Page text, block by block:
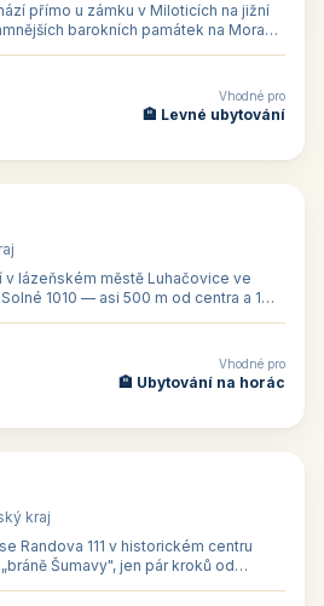
přímo u zámku v Miloticích na jižní
barokních památek na Moravě,
Vhodné pro
🏨 Levné ubytování
v lázeňském městě Luhačovice ve
1010 — asi 500 m od centra a 1
Vhodné pro
🏨 Ubytování na horác
kraj
Randova 111 v historickém centru
Šumavy", jen pár kroků od